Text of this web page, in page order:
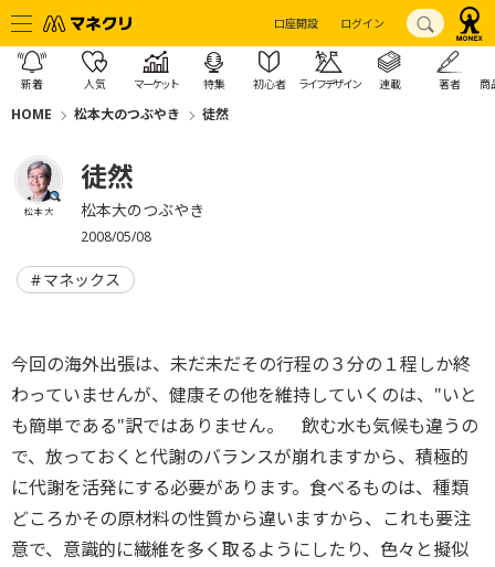
口座開設 ログイン
新着 人気 マーケット 特集 初心者 ライフデザイン 連載 著者 商
HOME 松本大のつぶやき 徒然
松本 大
徒然
松本大のつぶやき
2008/05/08
マネックス
今回の海外出張は、未だ未だその行程の３分の１程しか終
わっていませんが、健康その他を維持していくのは、"いと
も簡単である"訳ではありません。 飲む水も気候も違うの
で、放っておくと代謝のバランスが崩れますから、積極的
に代謝を活発にする必要があります。食べるものは、種類
どころかその原材料の性質から違いますから、これも要注
意で、意識的に繊維を多く取るようにしたり、色々と擬似